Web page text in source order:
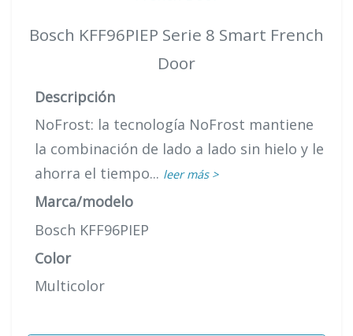
Bosch KFF96PIEP Serie 8 Smart French
Door
Descripción
NoFrost: la tecnología NoFrost mantiene
la combinación de lado a lado sin hielo y le
ahorra el tiempo... leer más >
Marca/modelo
Bosch KFF96PIEP
Color
Multicolor